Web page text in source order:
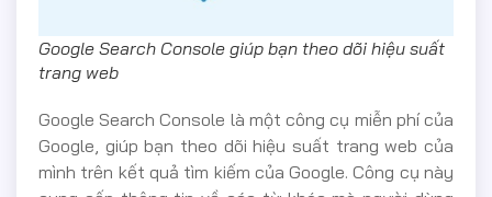
Google Search Console giúp bạn theo dõi hiệu suất
trang web
Google Search Console là một công cụ miễn phí của
Google, giúp bạn theo dõi hiệu suất trang web của
mình trên kết quả tìm kiếm của Google. Công cụ này